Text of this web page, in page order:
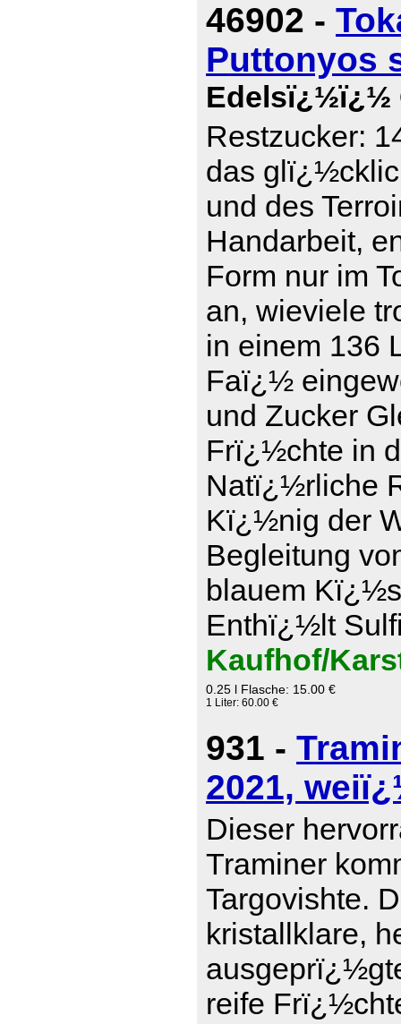
46902 -
Puttonyos
Edelsï¿½ï¿½
Restzucker:
das
und des
Handarbeit,
Form nur im
an, wieviele
in einem 136
Faï¿½
und Zucker
Frï¿½chte in
Natï¿½rliche
Kï¿½nig der
Begleitung
blauem
Enthï¿½lt
Kaufhof/
0.25 l Flasche: 15.00 €
1 Liter: 60.00 €
931 -
2021,
Dieser
Traminer
Targovishte.
kristallklare,
reife